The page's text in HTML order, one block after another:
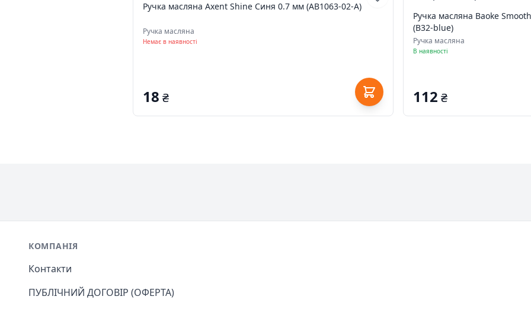
Ручка масляна Axent Shine Синя 0.7 мм (AB1063-02-A)
Ручка масляна
Немає в наявності
18 ₴
Ручка масляна Baoke
(B32-blue)
Ручка масляна
В наявності
112 ₴
Footer
КОМПАНІЯ
Контакти
ПУБЛІЧНИЙ ДОГОВІР (ОФЕРТА)